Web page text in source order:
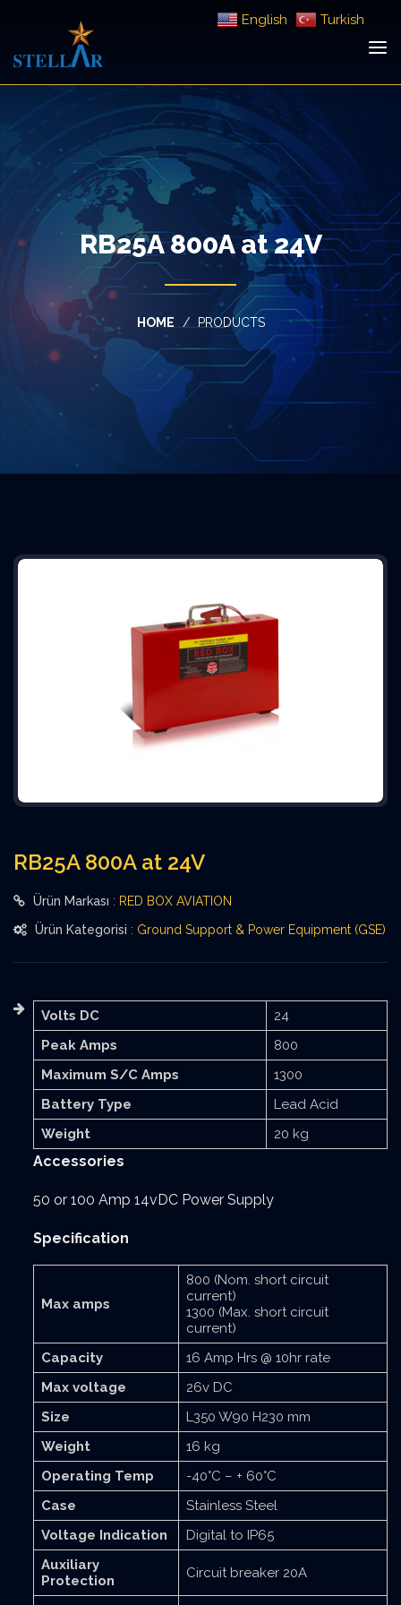
RB25A 800A at 24V
HOME PRODUCTS
RB25A 800A at 24V
Ürün Markası : RED BOX AVIATION
Ürün Kategorisi : Ground Support & Power Equipment (GSE)
Volts DC
24
Peak Amps
800
Maximum S/C Amps
1300
Battery Type
Lead Acid
Weight
20 kg
Accessories
50 or 100 Amp 14vDC Power Supply
Specification
Max amps
800 (Nom. short circuit
current)
1300 (Max. short circuit
current)
Capacity
16 Amp Hrs @ 10hr rate
Max voltage
26v DC
Size
L350 W90 H230 mm
Weight
16 kg
Operating Temp
-40°C – + 60°C
Case
Stainless Steel
Voltage Indication
Digital to IP65
Auxiliary
Protection
Circuit breaker 20A
English Turkish